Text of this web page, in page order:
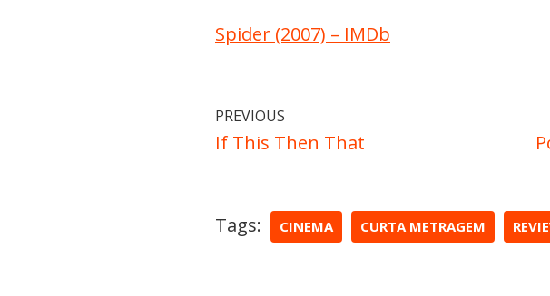
Spider (2007) – IMDb
PREVIOUS
If This Then That
Tags: CINEMA CURTA METRAGEM